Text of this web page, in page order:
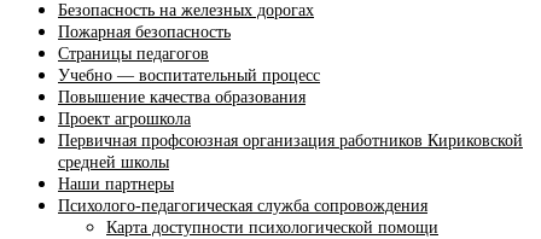
Безопасность на железных дорогах
Пожарная безопасность
Страницы педагогов
Учебно — воспитательный процесс
Повышение качества образования
Проект агрошкола
Первичная профсоюзная организация работников Кириковской
средней школы
Наши партнеры
Психолого-педагогическая служба сопровождения
Карта доступности психологической помощи